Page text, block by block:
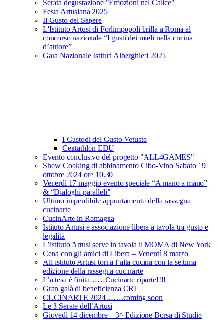
Serata degustazione "Emozioni nel Calice"
Festa Artusiana 2025
Il Gusto del Sapere
L'Istituto Artusi di Forlimpopoli brilla a Roma al
concorso nazionale “I gusti dei mieli nella cucina
d’autore”!
Gara Nazionale Istituti Alberghieri 2025
I Custodi del Gusto Vetusto
Centathlon EDU
Evento conclusivo del progetto "ALL4GAMES"
Show Cooking di abbinamento Cibo-Vino Sabato 19
ottobre 2024 ore 10.30
Venerdì 17 maggio evento speciale “A mano a mano”
& “Dialoghi paralleli”
Ultimo imperdibile appuntamento della rassegna
cucinarte
CucinArte in Romagna
Istituto Artusi e associazione libera a tavola tra gusto e
legalità
L’istituto Artusi serve in tavola il MOMA di New York
Cena con gli amici di Libera – Venerdì 8 marzo
All’istituto Artusi torna l’alta cucina con la settima
edizione della rassegna cucinarte
L’attesa è finita……Cucinarte riparte!!!!
Gran galà di beneficienza CRI
CUCINARTE 2024…….coming soon
Le 3 Serate dell’Artusi
Giovedì 14 dicembre – 3^ Edizione Borsa di Studio